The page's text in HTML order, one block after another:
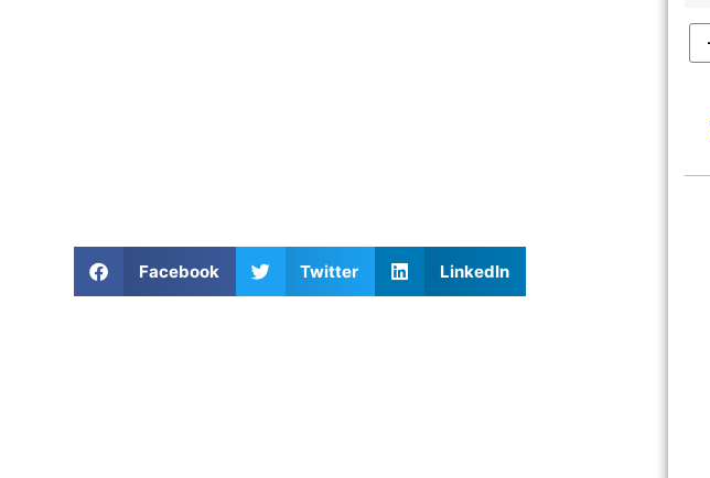
Facebook Twitter LinkedIn